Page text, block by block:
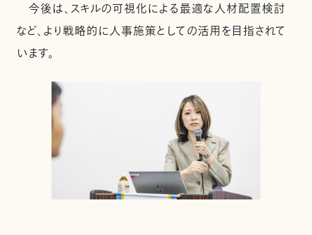
今後は、スキルの可視化による最適な人材配置検討
など、より戦略的に人事施策としての活用を目指されて
います。